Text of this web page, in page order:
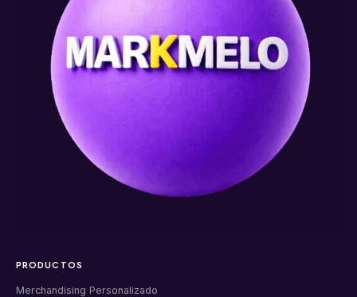
PRODUCTOS
Merchandising Personalizado